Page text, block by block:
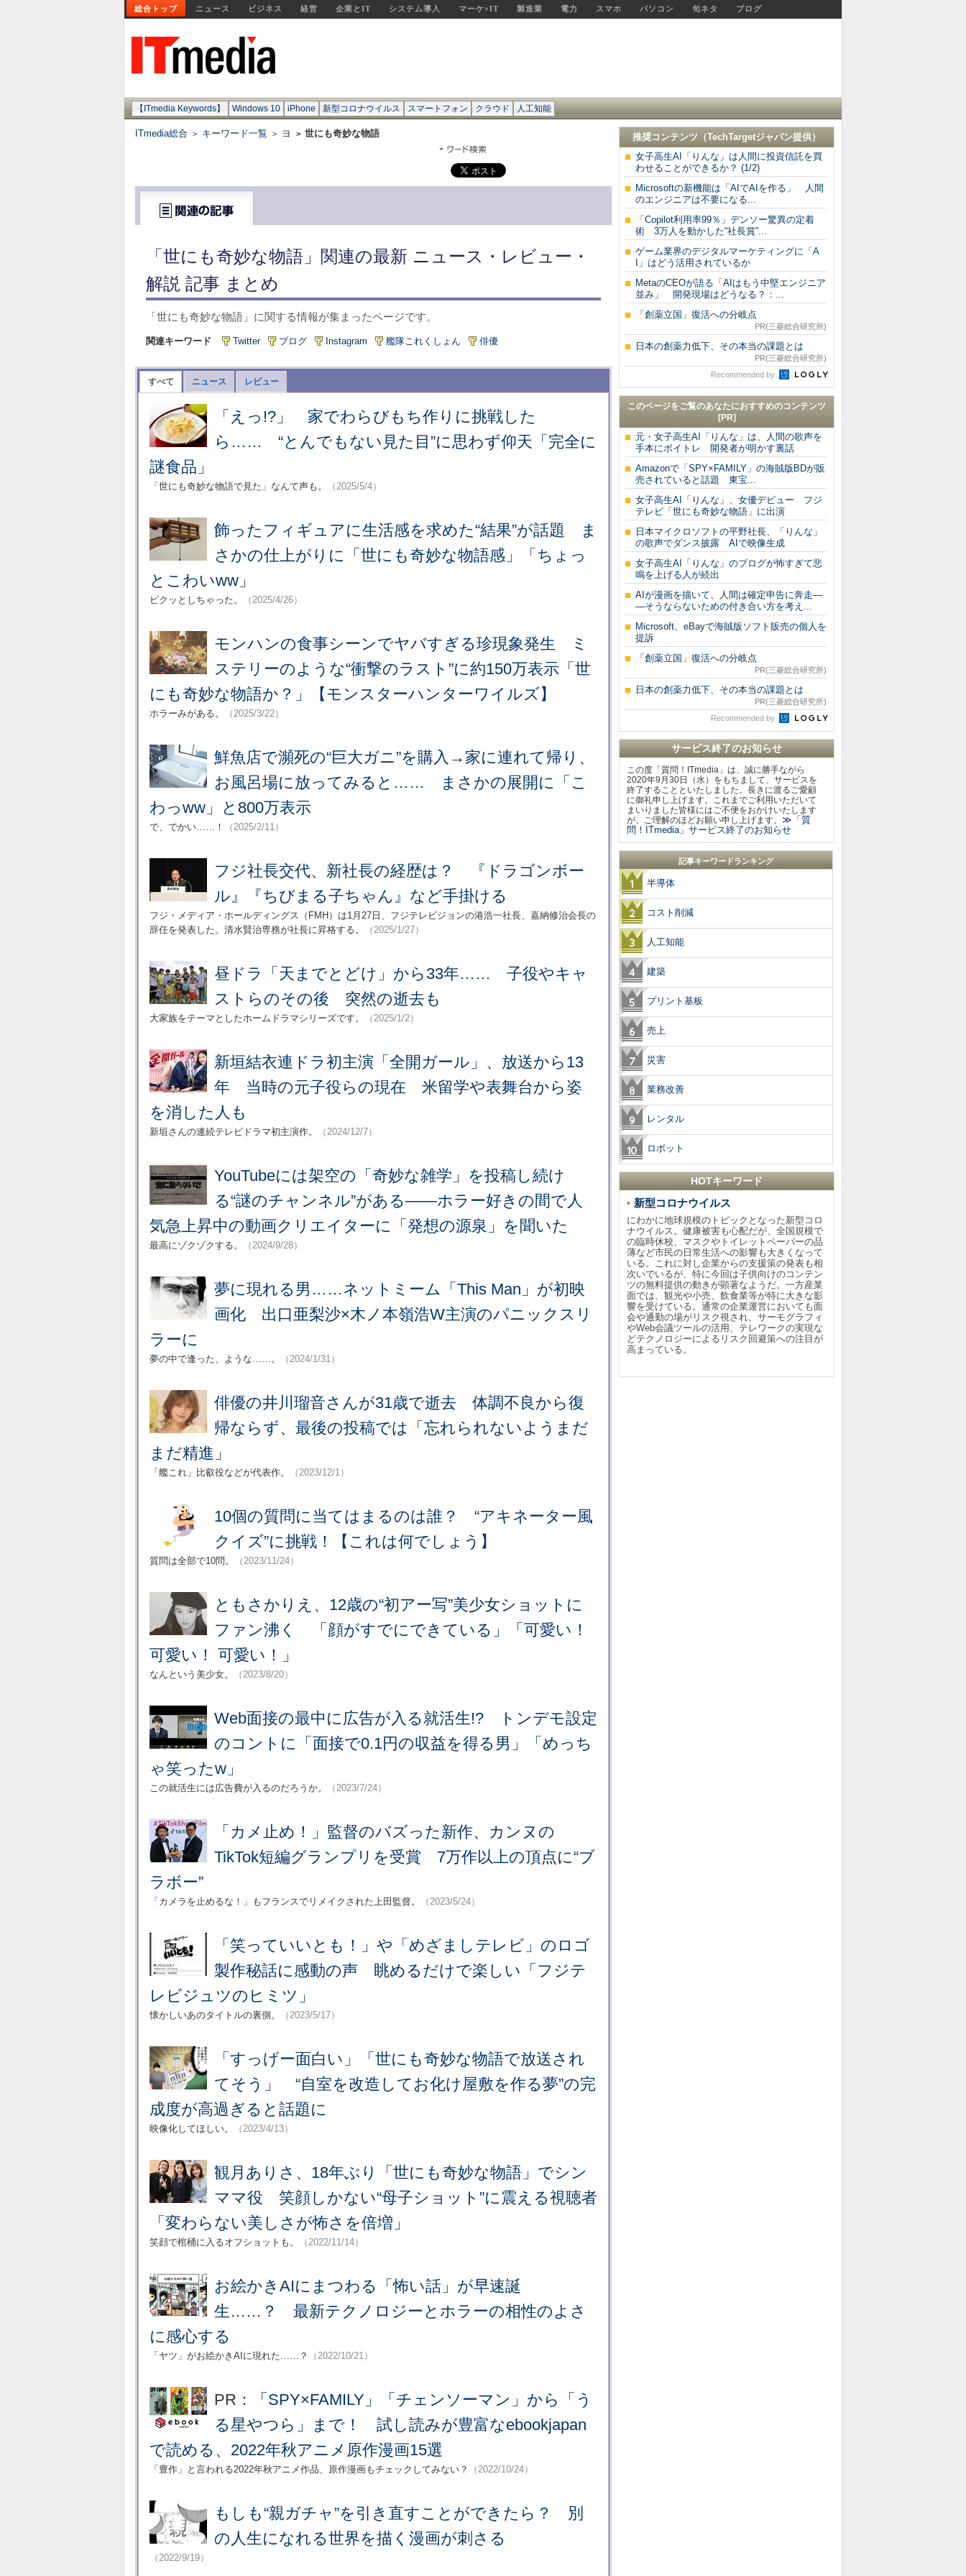
総合トップ ニュース ビジネス 経営 企業とIT システム導入 マーケ×IT 製造業 電力 スマホ パソコン 旬ネタ ブログ
【ITmedia Keywords】 Windows 10 iPhone 新型コロナウイルス スマートフォン クラウド 人工知能
ITmedia総合 > キーワード一覧 > ヨ > 世にも奇妙な物語
「世にも奇妙な物語」関連の最新 ニュース・レビュー・
解説 記事 まとめ
「世にも奇妙な物語」に関する情報が集まったページです。
関連キーワード Twitter ブログ Instagram 艦隊これくしょん 俳優
すべて ニュース レビュー
「えっ!?」 家でわらびもち作りに挑戦した
ら…… “とんでもない見た目”に思わず仰天「完全に
謎食品」
「世にも奇妙な物語で見た」なんて声も。 （2025/5/4）
飾ったフィギュアに生活感を求めた“結果”が話題 ま
さかの仕上がりに「世にも奇妙な物語感」「ちょっ
とこわいww」
ビクッとしちゃった。 （2025/4/26）
モンハンの食事シーンでヤバすぎる珍現象発生 ミ
ステリーのような“衝撃のラスト”に約150万表示「世
にも奇妙な物語か？」【モンスターハンターワイルズ】
ホラーみがある。 （2025/3/22）
鮮魚店で瀕死の“巨大ガニ”を購入→家に連れて帰り、
お風呂場に放ってみると…… まさかの展開に「こ
わっww」と800万表示
で、でかい……！ （2025/2/11）
フジ社長交代、新社長の経歴は？ 『ドラゴンボー
ル』『ちびまる子ちゃん』など手掛ける
フジ・メディア・ホールディングス（FMH）は1月27日、フジテレビジョンの港浩一社長、嘉納修治会長の
辞任を発表した。清水賢治専務が社長に昇格する。
（2025/1/27）
昼ドラ「天までとどけ」から33年…… 子役やキャ
ストらのその後 突然の逝去も
大家族をテーマとしたホームドラマシリーズです。 （2025/1/2）
新垣結衣連ドラ初主演「全開ガール」、放送から13
年 当時の元子役らの現在 米留学や表舞台から姿
を消した人も
新垣さんの連続テレビドラマ初主演作。 （2024/12/7）
YouTubeには架空の「奇妙な雑学」を投稿し続け
る“謎のチャンネル”がある――ホラー好きの間で人
気急上昇中の動画クリエイターに「発想の源泉」を聞いた
最高にゾクゾクする。 （2024/9/28）
夢に現れる男……ネットミーム「This Man」が初映
画化 出口亜梨沙×木ノ本嶺浩W主演のパニックスリ
ラーに
夢の中で逢った、ような……。 （2024/1/31）
俳優の井川瑠音さんが31歳で逝去 体調不良から復
帰ならず、最後の投稿では「忘れられないようまだ
まだ精進」
「艦これ」比叡役などが代表作。 （2023/12/1）
10個の質問に当てはまるのは誰？ “アキネーター風
クイズ”に挑戦！【これは何でしょう】
質問は全部で10問。 （2023/11/24）
ともさかりえ、12歳の“初アー写”美少女ショットに
ファン沸く 「顔がすでにできている」「可愛い！
可愛い！ 可愛い！」
なんという美少女。 （2023/8/20）
Web面接の最中に広告が入る就活生!? トンデモ設定
のコントに「面接で0.1円の収益を得る男」「めっち
ゃ笑ったw」
この就活生には広告費が入るのだろうか。 （2023/7/24）
「カメ止め！」監督のバズった新作、カンヌの
TikTok短編グランプリを受賞 7万作以上の頂点に“ブ
ラボー”
「カメラを止めるな！」もフランスでリメイクされた上田監督。 （2023/5/24）
「笑っていいとも！」や「めざましテレビ」のロゴ
製作秘話に感動の声 眺めるだけで楽しい「フジテ
レビジュツのヒミツ」
懐かしいあのタイトルの裏側。 （2023/5/17）
「すっげー面白い」「世にも奇妙な物語で放送され
てそう」 “自室を改造してお化け屋敷を作る夢”の完
成度が高過ぎると話題に
映像化してほしい。 （2023/4/13）
観月ありさ、18年ぶり「世にも奇妙な物語」でシン
ママ役 笑顔しかない“母子ショット”に震える視聴者
「変わらない美しさが怖さを倍増」
笑顔で棺桶に入るオフショットも。 （2022/11/14）
お絵かきAIにまつわる「怖い話」が早速誕
生……？ 最新テクノロジーとホラーの相性のよさ
に感心する
「ヤツ」がお絵かきAIに現れた……？ （2022/10/21）
PR：
「SPY×FAMILY」「チェンソーマン」から「う
る星やつら」まで！ 試し読みが豊富なebookjapan
で読める、2022年秋アニメ原作漫画15選
「豊作」と言われる2022年秋アニメ作品、原作漫画もチェックしてみない？ （2022/10/24）
もしも“親ガチャ”を引き直すことができたら？ 別
の人生になれる世界を描く漫画が刺さる
（2022/9/19）
推奨コンテンツ（TechTargetジャパン提供）
女子高生AI「りんな」は人間に投資信託を買
わせることができるか？ (1/2)
Microsoftの新機能は「AIでAIを作る」 人間
のエンジニアは不要になる...
「Copilot利用率99％」デンソー驚異の定着
術 3万人を動かした“社長賞”...
ゲーム業界のデジタルマーケティングに「A
I」はどう活用されているか
MetaのCEOが語る「AIはもう中堅エンジニア
並み」 開発現場はどうなる？：...
「創薬立国」復活への分岐点
PR(三菱総合研究所)
日本の創薬力低下、その本当の課題とは
PR(三菱総合研究所)
Recommended by
このページをご覧のあなたにおすすめのコンテンツ
[PR]
元・女子高生AI「りんな」は、人間の歌声を
手本にボイトレ 開発者が明かす裏話
Amazonで「SPY×FAMILY」の海賊版BDが販
売されていると話題 東宝...
女子高生AI「りんな」、女優デビュー フジ
テレビ「世にも奇妙な物語」に出演
日本マイクロソフトの平野社長、「りんな」
の歌声でダンス披露 AIで映像生成
女子高生AI「りんな」のブログが怖すぎて悲
鳴を上げる人が続出
AIが漫画を描いて、人間は確定申告に奔走―
―そうならないための付き合い方を考え...
Microsoft、eBayで海賊版ソフト販売の個人を
提訴
「創薬立国」復活への分岐点
PR(三菱総合研究所)
日本の創薬力低下、その本当の課題とは
PR(三菱総合研究所)
Recommended by
サービス終了のお知らせ
この度「質問！ITmedia」は、誠に勝手ながら
2020年9月30日（水）をもちまして、サービスを
終了することといたしました。長きに渡るご愛顧
に御礼申し上げます。これまでご利用いただいて
まいりました皆様にはご不便をおかけいたします
が、ご理解のほどお願い申し上げます。 ≫「質
問！ITmedia」サービス終了のお知らせ
記事キーワードランキング
半導体
コスト削減
人工知能
建築
プリント基板
売上
災害
業務改善
レンタル
ロボット
HOTキーワード
新型コロナウイルス
にわかに地球規模のトピックとなった新型コロ
ナウイルス。健康被害も心配だが、全国規模で
の臨時休校、マスクやトイレットペーパーの品
薄など市民の日常生活への影響も大きくなって
いる。これに対し企業からの支援策の発表も相
次いでいるが、特に今回は子供向けのコンテン
ツの無料提供の動きが顕著なようだ。一方産業
面では、観光や小売、飲食業等が特に大きな影
響を受けている。通常の企業運営においても面
会や通勤の場がリスク視され、サーモグラフィ
やWeb会議ツールの活用、テレワークの実現な
どテクノロジーによるリスク回避策への注目が
高まっている。